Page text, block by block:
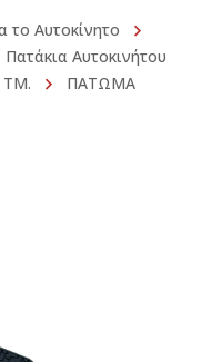
το Αυτοκίνητο
Πατάκια Αυτοκινήτου
ΠΑΤΩΜΑ